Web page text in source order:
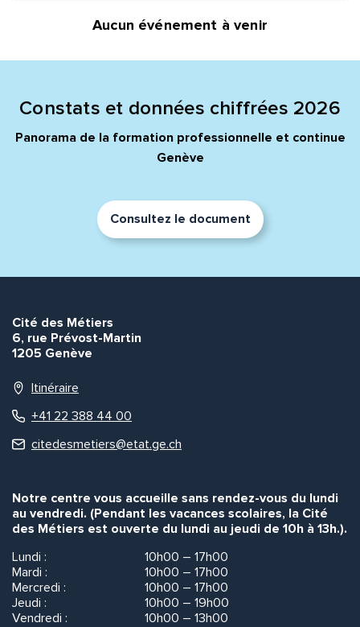
Aucun événement à venir
Constats et données chiffrées 2026
Panorama de la formation professionnelle et continue
Genève
Consultez le document
Cité des Métiers
6, rue Prévost-Martin
1205 Genève
Itinéraire
+41 22 388 44 00
citedesmetiers@etat.ge.ch
Notre centre vous accueille sans rendez-vous du lundi
au vendredi. (Pendant les vacances scolaires, la Cité
des Métiers est ouverte du lundi au jeudi de 10h à 13h.).
Lundi :
10h00 – 17h00
Mardi :
10h00 – 17h00
Mercredi :
10h00 – 17h00
Jeudi :
10h00 – 19h00
Vendredi :
10h00 – 13h00
Prénom et nom*
Message*
Commentaire*